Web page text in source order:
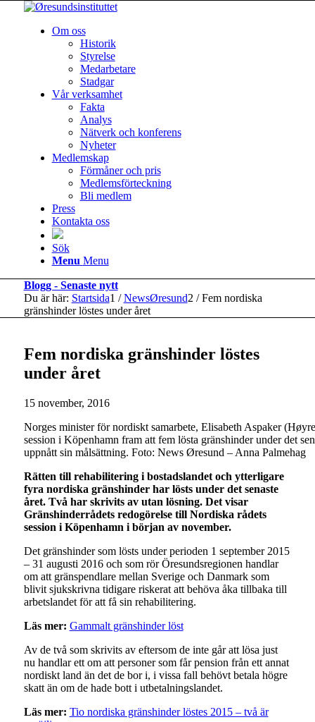
Om oss
Historik
Styrelse
Medarbetare
Stadgar
Vår verksamhet
Fakta
Analys
Nätverk och konferens
Nyheter
Medlemskap
Förmåner och pris
Medlemsförteckning
Bli medlem
Press
Kontakta oss
Sök
Menu Menu
Blogg - Senaste nytt
Du är här: Startsida1 / NewsØresund2 / Fem nordiska
gränshinder löstes under året
Fem nordiska gränshinder löstes
under året
15 november, 2016
Norges minister för nordiskt samarbete, Elisabeth Aspaker
session i Köpenhamn fram att fem lösta gränshinder under det
uppnått sin målsättning. Foto: News Øresund – Anna Palmehag
Rätten till rehabilitering i bostadslandet och ytterligare
fyra nordiska gränshinder har lösts under det senaste
året. Två har skrivits av utan lösning. Det visar
Gränshinderrådets redogörelse till Nordiska rådets
session i Köpenhamn i början av november.
Det gränshinder som lösts under perioden 1 september 2015
– 31 augusti 2016 och som rör Öresundsregionen handlar
om att gränspendlare mellan Sverige och Danmark som
blivit sjukskrivna tidigare riskerat att behöva åka tillbaka till
arbetslandet för att få sin rehabilitering.
Läs mer: Gammalt gränshinder löst
Av de två som skrivits av eftersom de inte går att lösa just
nu handlar ett om att personer som får pension från ett annat
nordiskt land än det de bor i, i vissa fall behövt betala högre
skatt än om de hade bott i utbetalningslandet.
Läs mer: Tio nordiska gränshinder löstes 2015 – två är